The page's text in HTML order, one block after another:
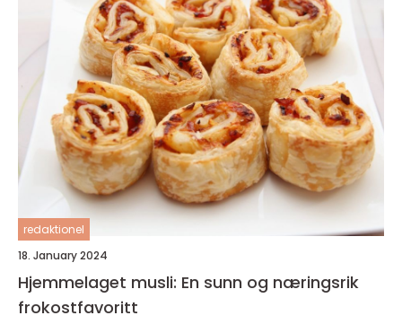
redaktionel
18. January 2024
Hjemmelaget musli: En sunn og næringsrik
frokostfavoritt